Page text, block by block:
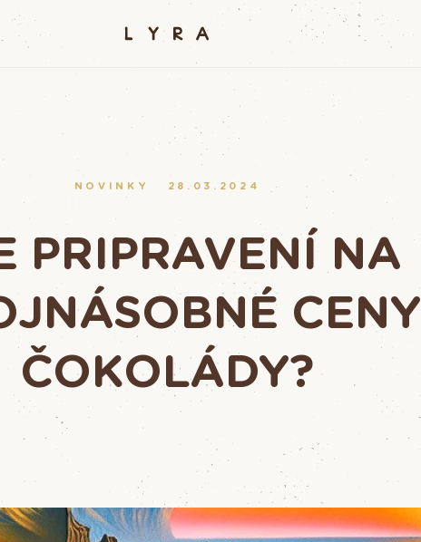
NOVINKY 28.03.2024
PRIPRAVENÍ NA
CENY
ČOKOLÁDY?